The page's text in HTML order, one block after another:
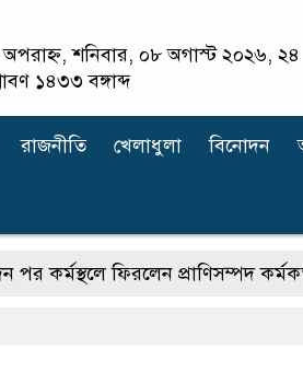
শনিবার, ০৮ অগাস্ট ২০২৬, ২৪
১৪৩৩ বঙ্গাব্দ
রাজনীতি খেলাধুলা বিনোদন
ফিরলেন প্রাণিসম্পদ কর্মকর্তা